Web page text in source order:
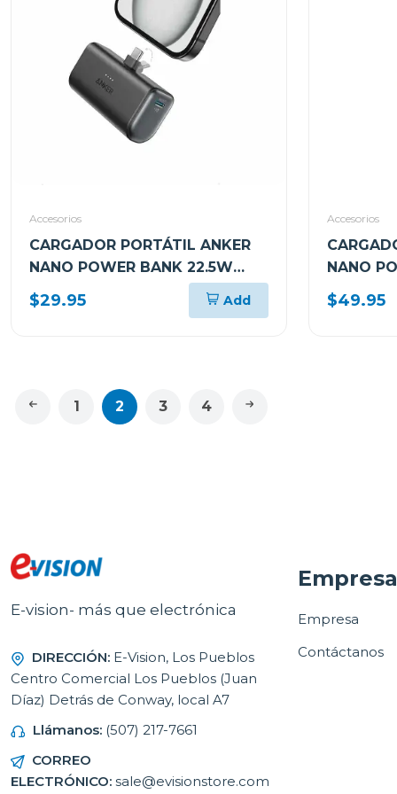
Accesorios
CARGADOR PORTÁTIL ANKER
NANO POWER BANK 22.5W
USB-C A1653H11
$29.95 Add
Accesorios
NANO
USB-C
$49.95
1 2 3 4
E-vision- más que electrónica
DIRECCIÓN: E-Vision, Los Pueblos
Centro Comercial Los Pueblos (Juan
Díaz) Detrás de Conway, local A7
Llámanos: (507) 217-7661
CORREO
ELECTRÓNICO: sale@evisionstore.com
Empresa
Empresa
Contáctanos